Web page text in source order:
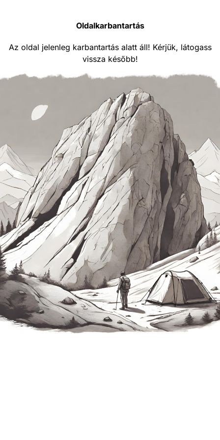
Oldalkarbantartás
Az oldal jelenleg karbantartás alatt áll! Kérjük, látogass
vissza később!